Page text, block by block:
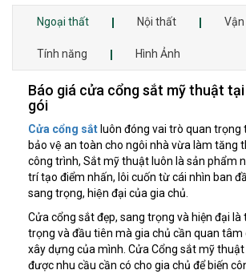
Ngoại thất Nội thất
Tính năng Hình Ảnh
Báo giá cửa cổng sắt mỹ thuật
gói
Cửa cổng sắt luôn đóng vai trò quan trọng
bảo vệ an toàn cho ngôi nhà vừa làm tăng
công trình, Sắt mỹ thuật luôn là sản phẩm
trí tạo điểm nhấn, lôi cuốn từ cái nhìn ban
sang trọng, hiện đại của gia chủ.
Cửa cổng sắt đẹp, sang trọng và hiện đại là
trọng và đầu tiên mà gia chủ cần quan tâm
xây dựng của mình. Cửa Cổng sắt mỹ
được nhu cầu cần có cho gia chủ để biến